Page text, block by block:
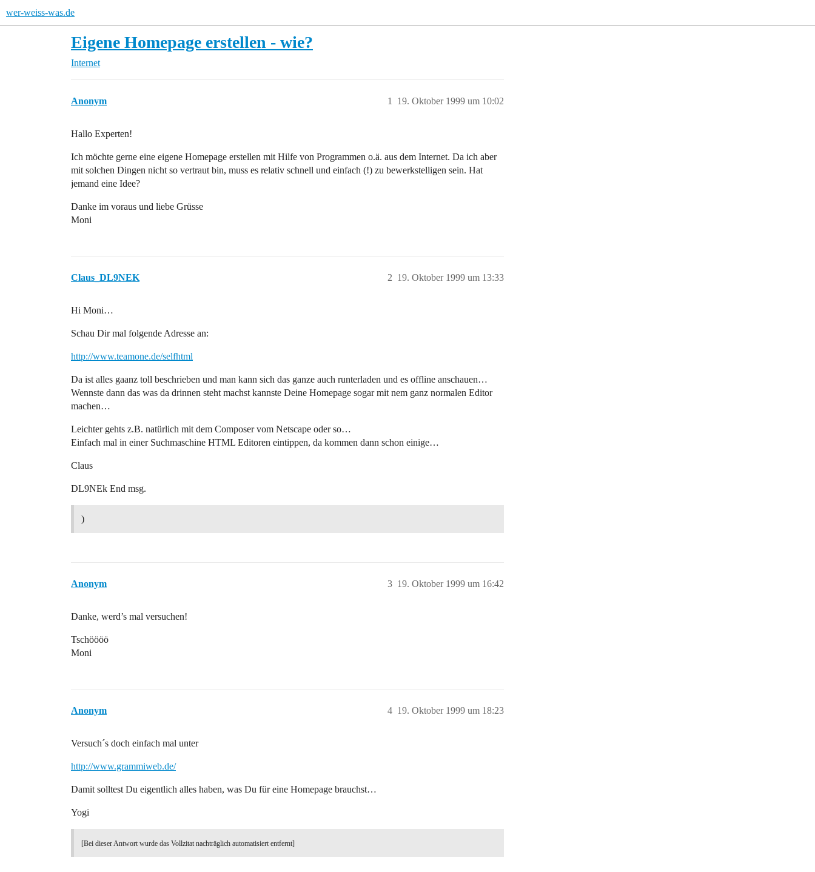
wer-weiss-was.de
Eigene Homepage erstellen - wie?
Internet
Anonym 19. Oktober 1999 um 10:02
1
Hallo Experten!
Ich möchte gerne eine eigene Homepage erstellen mit Hilfe von Programmen o.ä. aus dem Internet. Da ich aber
mit solchen Dingen nicht so vertraut bin, muss es relativ schnell und einfach (!) zu bewerkstelligen sein. Hat
jemand eine Idee?
Danke im voraus und liebe Grüsse
Moni
Claus_DL9NEK 19. Oktober 1999 um 13:33
2
Hi Moni…
Schau Dir mal folgende Adresse an:
http://www.teamone.de/selfhtml
Da ist alles gaanz toll beschrieben und man kann sich das ganze auch runterladen und es offline anschauen…
Wennste dann das was da drinnen steht machst kannste Deine Homepage sogar mit nem ganz normalen Editor
machen…
Leichter gehts z.B. natürlich mit dem Composer vom Netscape oder so…
Einfach mal in einer Suchmaschine HTML Editoren eintippen, da kommen dann schon einige…
Claus
DL9NEk End msg.
)
Anonym 19. Oktober 1999 um 16:42
3
Danke, werd’s mal versuchen!
Tschöööö
Moni
Anonym 19. Oktober 1999 um 18:23
4
Versuch´s doch einfach mal unter
http://www.grammiweb.de/
Damit solltest Du eigentlich alles haben, was Du für eine Homepage brauchst…
Yogi
[Bei dieser Antwort wurde das Vollzitat nachträglich automatisiert entfernt]